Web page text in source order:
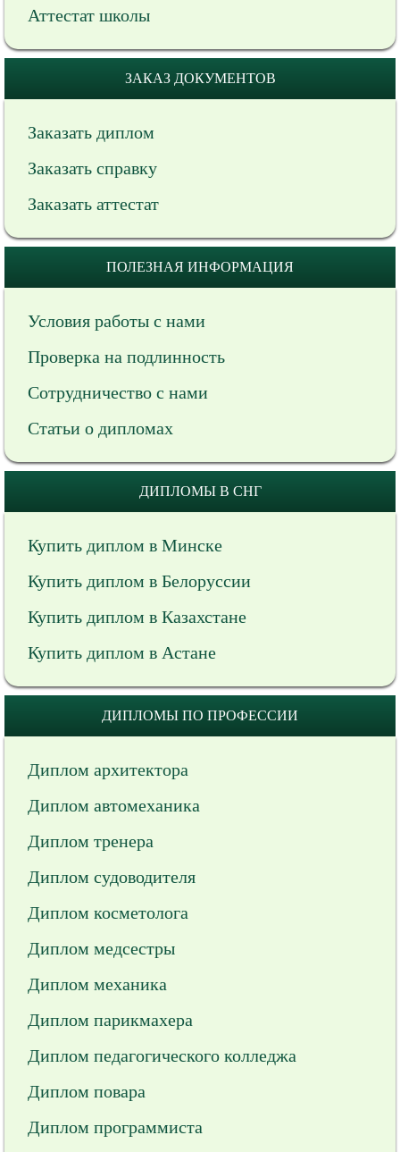
Аттестат школы
ЗАКАЗ ДОКУМЕНТОВ
Заказать диплом
Заказать справку
Заказать аттестат
ПОЛЕЗНАЯ ИНФОРМАЦИЯ
Условия работы с нами
Проверка на подлинность
Сотрудничество с нами
Статьи о дипломах
ДИПЛОМЫ В СНГ
Купить диплом в Минске
Купить диплом в Белоруссии
Купить диплом в Казахстане
Купить диплом в Астане
ДИПЛОМЫ ПО ПРОФЕССИИ
Диплом архитектора
Диплом автомеханика
Диплом тренера
Диплом судоводителя
Диплом косметолога
Диплом медсестры
Диплом механика
Диплом парикмахера
Диплом педагогического колледжа
Диплом повара
Диплом программиста